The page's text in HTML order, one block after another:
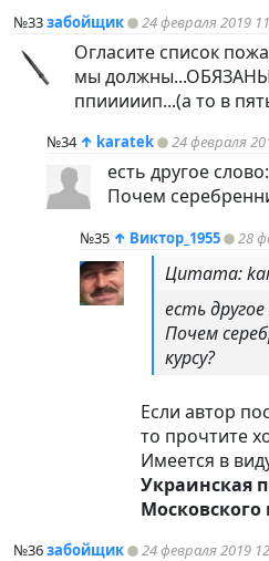
№33забойщик 24 февраля 2019
Огласите список
мы должны...ОБЯЗАНЫ
ппииииип...(а то в
№34 ↑ karatek 24 февраля
есть другое
Почем
№35 ↑ Виктор_1955 28
Цитата:
есть
Почем
курсу?
Если автор
то прочтите
Имеется в
Украинская
Московского
№36забойщик 24 февраля 2019